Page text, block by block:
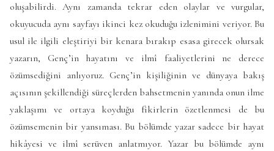
oluşabilirdi. Aynı zamanda tekrar eden olaylar ve vurgular,
okuyucuda aynı sayfayı ikinci kez okuduğu izlenimini veriyor. Bu
usul ile ilgili eleştiriyi bir kenara bırakıp esasa girecek olursak
yazarın, Genç’in hayatını ve ilmî faaliyetlerini ne derece
özümsediğini anlıyoruz. Genç’in kişiliğinin ve dünyaya bakış
açısının şekillendiği süreçlerden bahsetmenin yanında onun ilme
yaklaşımı ve ortaya koyduğu fikirlerin özetlenmesi de bu
özümsemenin bir yansıması. Bu bölümde yazar sadece bir hayat
hikâyesi ve ilmî serüven anlatmıyor. Yazar bu bölümde aynı